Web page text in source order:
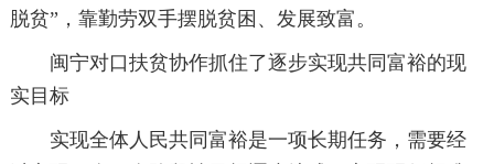
脱贫”，靠勤劳双手摆脱贫困、发展致富。
闽宁对口扶贫协作抓住了逐步实现共同富裕的现
实目标
实现全体人民共同富裕是一项长期任务，需要经